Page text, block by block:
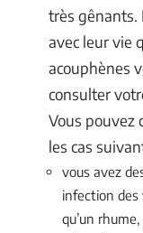
très gênants.
avec leur vie
acouphènes
consulter
Vous pouvez
les cas
vous avez
infection des
qu’un